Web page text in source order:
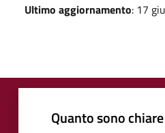
Ultimo aggiornamento: 17
Quanto sono